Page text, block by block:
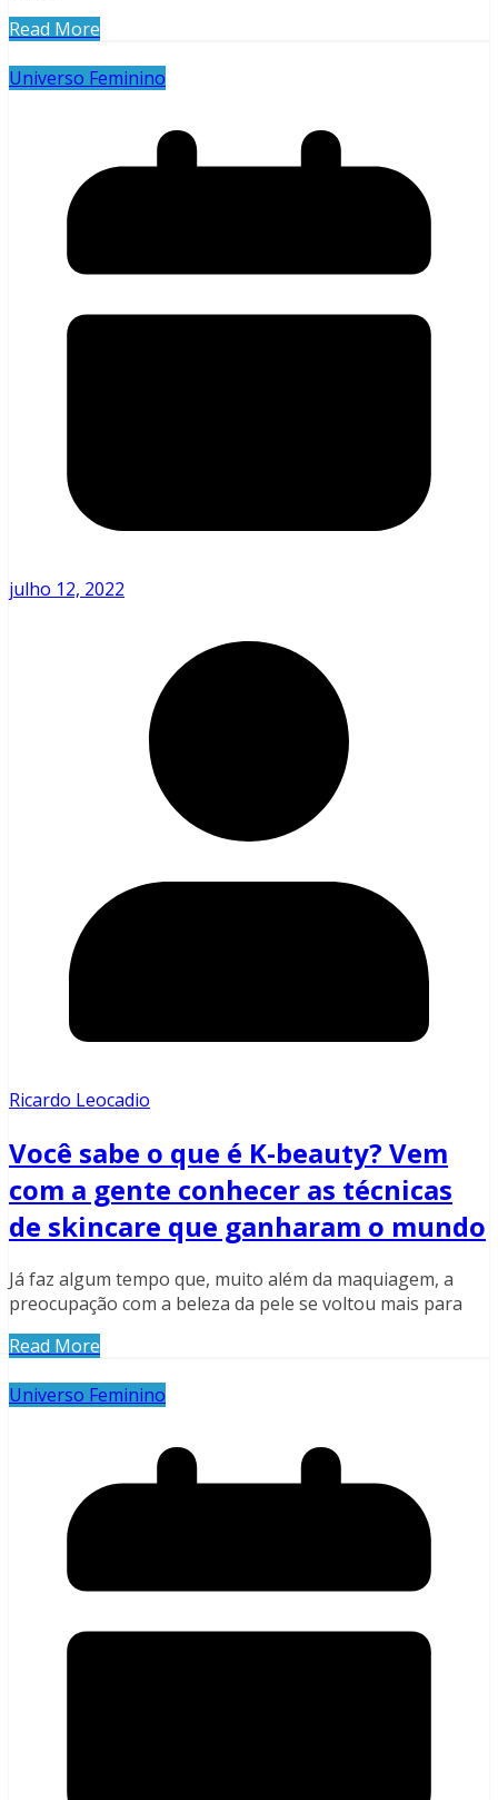
Read More
Universo Feminino
julho 12, 2022
Ricardo Leocadio
Você sabe o que é K-beauty? Vem
com a gente conhecer as técnicas
de skincare que ganharam o mundo
Já faz algum tempo que, muito além da maquiagem, a
preocupação com a beleza da pele se voltou mais para
Read More
Universo Feminino